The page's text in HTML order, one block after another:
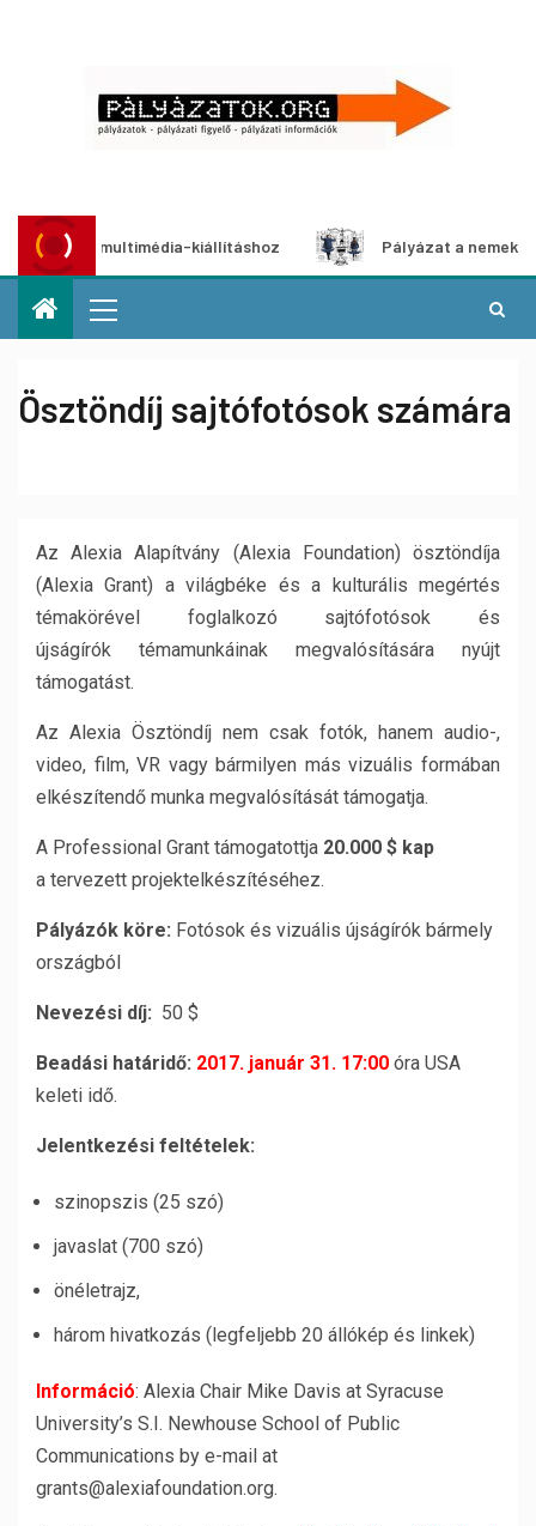
multimédia-kiállításhoz Pályázat a nemek közötti
Ösztöndíj sajtófotósok számára
Az Alexia Alapítvány (Alexia Foundation) ösztöndíja
(Alexia Grant) a világbéke és a kulturális megértés
témakörével foglalkozó sajtófotósok és
újságírók témamunkáinak megvalósítására nyújt
támogatást.
Az Alexia Ösztöndíj nem csak fotók, hanem audio-,
video, film, VR vagy bármilyen más vizuális formában
elkészítendő munka megvalósítását támogatja.
A Professional Grant támogatottja 20.000 $ kap
a tervezett projektelkészítéséhez.
Pályázók köre: Fotósok és vizuális újságírók bármely
országból
Nevezési díj: 50 $
Beadási határidő: 2017. január 31. 17:00 óra USA
keleti idő.
Jelentkezési feltételek:
szinopszis (25 szó)
javaslat (700 szó)
önéletrajz,
három hivatkozás (legfeljebb 20 állókép és linkek)
Információ: Alexia Chair Mike Davis at Syracuse
University’s S.I. Newhouse School of Public
Communications by e-mail at
grants@alexiafoundation.org.